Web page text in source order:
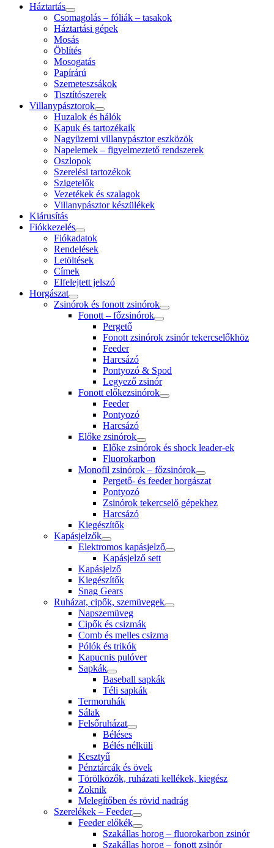
Háztartás
Csomagolás – fóliák – tasakok
Háztartási gépek
Mosás
Öblítés
Mosogatás
Papírárú
Szemeteszsákok
Tisztítószerek
Villanypásztorok
Huzalok és hálók
Kapuk és tartozékaik
Nagyüzemi villanypásztor eszközök
Napelemek – figyelmeztető rendszerek
Oszlopok
Szerelési tartozékok
Szigetelők
Vezetékek és szalagok
Villanypásztor készülékek
Kiárusítás
Fiókkezelés
Fiókadatok
Rendelések
Letöltések
Címek
Elfelejtett jelszó
Horgászat
Zsinórok és fonott zsinórok
Fonott – főzsinórok
Pergető
Fonott zsinórok zsinór tekercselőkhöz
Feeder
Harcsázó
Pontyozó & Spod
Legyező zsinór
Fonott előkezsinórok
Feeder
Pontyozó
Harcsázó
Előke zsinórok
Előke zsinórok és shock leader-ek
Fluorokarbon
Monofil zsinórok – főzsinórok
Pergető- és feeder horgászat
Pontyozó
Zsinórok tekercselő gépekhez
Harcsázó
Kiegészítők
Kapásjelzők
Elektromos kapásjelző
Kapásjelző sett
Kapásjelző
Kiegészítők
Snag Gears
Ruházat, cipők, szemüvegek
Napszemüveg
Cipők és csizmák
Comb és melles csizma
Pólók és trikók
Kapucnis pulóver
Sapkák
Baseball sapkák
Téli sapkák
Termoruhák
Sálak
Felsőruházat
Béléses
Bélés nélküli
Kesztyű
Pénztárcák és övek
Törölközők, ruházati kellékek, kiegész
Zoknik
Melegítőben és rövid nadrág
Szerelékek – Feeder
Feeder előkék
Szakállas horog – fluorokarbon zsinór
Szakállas horog – fonott zsinór